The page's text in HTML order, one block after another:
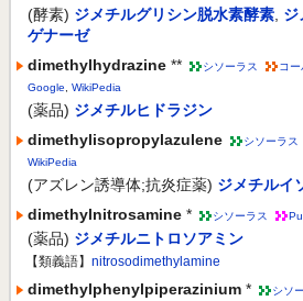
(酵素) ジメチルグリシン脱水素酵素 ジ
ゲナーゼ
dimethylhydrazine ** シソーラス コー
Google
WikiPedia
(薬品) ジメチルヒドラジン
dimethylisopropylazulene
シソーラス
WikiPedia
(アズレン誘導体;抗炎症薬) ジメチルイ
dimethylnitrosamine * シソーラス
(薬品) ジメチルニトロソアミン
【類義語】 nitrosodimethylamine
dimethylphenylpiperazinium * シソ